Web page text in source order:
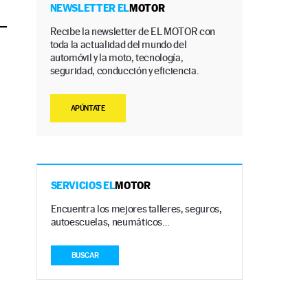
NEWSLETTER ELMOTOR
Recibe la newsletter de EL MOTOR con
toda la actualidad del mundo del
automóvil y la moto, tecnología,
seguridad, conducción y eficiencia.
APÚNTATE
SERVICIOS ELMOTOR
Encuentra los mejores talleres, seguros,
autoescuelas, neumáticos…
BUSCAR